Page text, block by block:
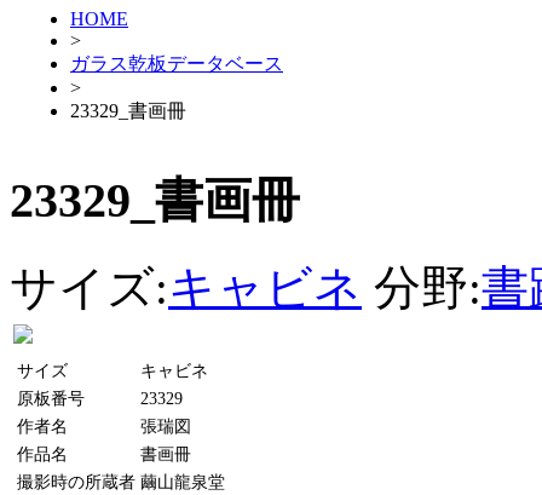
HOME
>
ガラス乾板データベース
>
23329_書画冊
23329_書画冊
サイズ:キャビネ 分野:書
サイズ
キャビネ
原板番号
23329
作者名
張瑞図
作品名
書画冊
撮影時の所蔵者 繭山龍泉堂